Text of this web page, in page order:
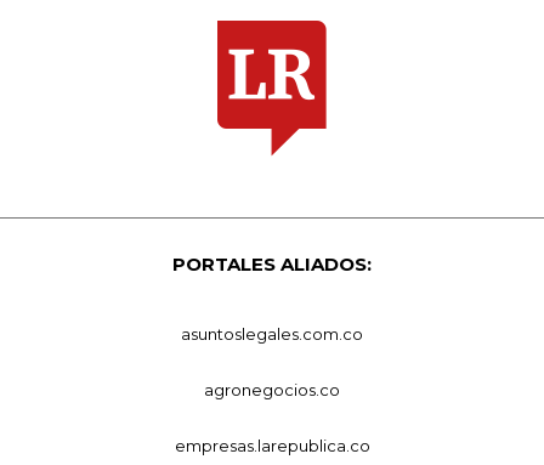
PORTALES ALIADOS:
asuntoslegales.com.co
agronegocios.co
empresas.larepublica.co